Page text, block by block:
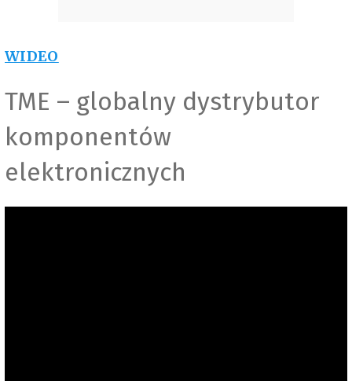
WIDEO
TME – globalny dystrybutor
komponentów
elektronicznych